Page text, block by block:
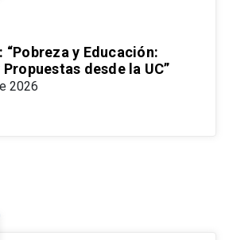
y Educación:
desde la UC”
2026